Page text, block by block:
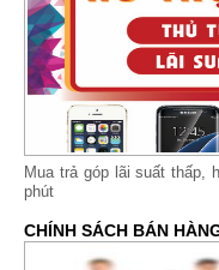
Mua trả góp lãi suất thấp,
phút
CHÍNH SÁCH BÁN